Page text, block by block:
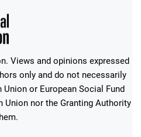
Views and opinions expressed
only and do not necessarily
or European Social Fund
Union nor the Granting Authority